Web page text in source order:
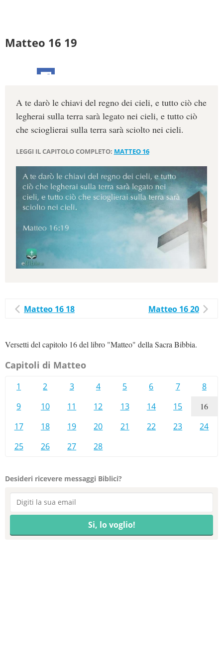
Matteo 16 19
A te darò le chiavi del regno dei cieli, e tutto ciò che
legherai sulla terra sarà legato nei cieli, e tutto ciò
che scioglierai sulla terra sarà sciolto nei cieli.
LEGGI IL CAPITOLO COMPLETO: MATTEO 16
Matteo 16 18 Matteo 16 20
Versetti del capitolo 16 del libro "Matteo" della Sacra Bibbia.
Capitoli di Matteo
1 2 3 4 5 6 7
8
9
10 11 12 13 14 15 16
17 18 19 20 21 22 23
24
25
26 27 28
Desideri ricevere messaggi Biblici?